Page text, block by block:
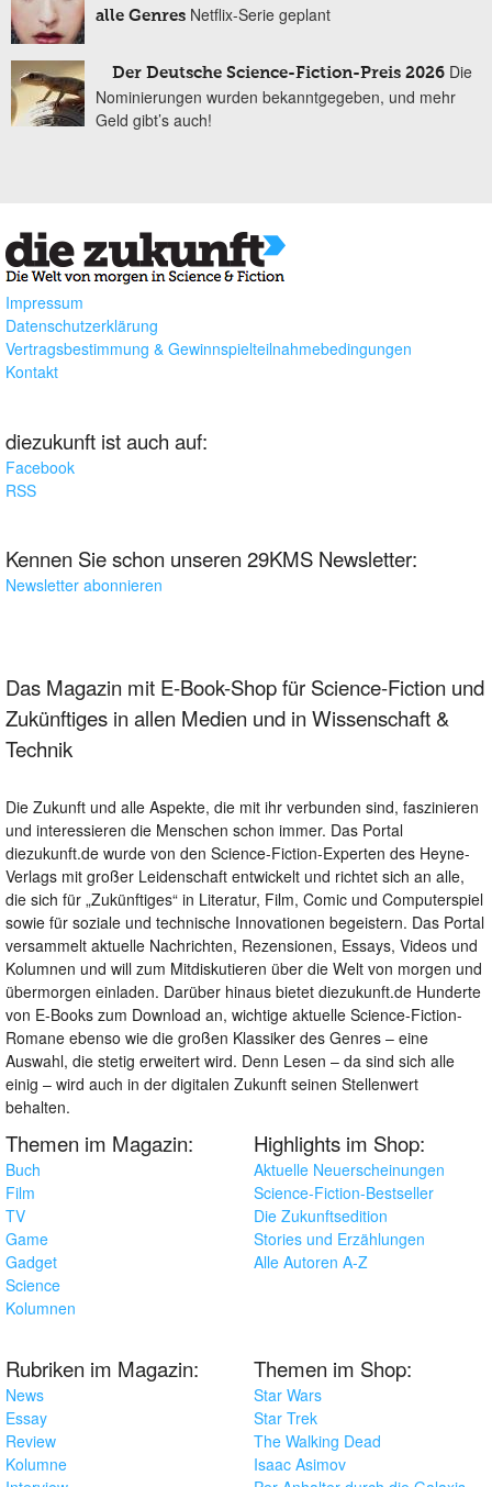
alle Genres Netflix-Serie geplant
Der Deutsche Science-Fiction-Preis 2026 Die
Nominierungen wurden bekanntgegeben, und mehr
Geld gibt’s auch!
Impressum
Datenschutzerklärung
Vertragsbestimmung & Gewinnspielteilnahmebedingungen
Kontakt
diezukunft ist auch auf:
Facebook
RSS
Kennen Sie schon unseren 29KMS Newsletter:
Newsletter abonnieren
Das Magazin mit E-Book-Shop für Science-Fiction und
Zukünftiges in allen Medien und in Wissenschaft &
Technik
Die Zukunft und alle Aspekte, die mit ihr verbunden sind, faszinieren
und interessieren die Menschen schon immer. Das Portal
diezukunft.de wurde von den Science-Fiction-Experten des Heyne-
Verlags mit großer Leidenschaft entwickelt und richtet sich an alle,
die sich für „Zukünftiges“ in Literatur, Film, Comic und Computerspiel
sowie für soziale und technische Innovationen begeistern. Das Portal
versammelt aktuelle Nachrichten, Rezensionen, Essays, Videos und
Kolumnen und will zum Mitdiskutieren über die Welt von morgen und
übermorgen einladen. Darüber hinaus bietet diezukunft.de Hunderte
von E-Books zum Download an, wichtige aktuelle Science-Fiction-
Romane ebenso wie die großen Klassiker des Genres – eine
Auswahl, die stetig erweitert wird. Denn Lesen – da sind sich alle
einig – wird auch in der digitalen Zukunft seinen Stellenwert
behalten.
Themen im Magazin:
Buch
Film
TV
Game
Gadget
Science
Kolumnen
Highlights im Shop:
Aktuelle Neuerscheinungen
Science-Fiction-Bestseller
Die Zukunftsedition
Stories und Erzählungen
Alle Autoren A-Z
Rubriken im Magazin:
News
Essay
Review
Kolumne
Themen im Shop:
Star Wars
Star Trek
The Walking Dead
Isaac Asimov